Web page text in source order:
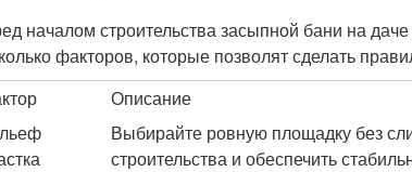
началом строительства засыпной бани на
факторов, которые позволят сделать
Описание
Выбирайте ровную площадку без
строительства и обеспечить